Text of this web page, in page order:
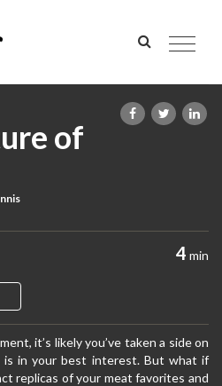
Toggle
of
4 min
it’s likely you’ve taken a side on
in your best interest. But what if
replicas of your meat favorites and